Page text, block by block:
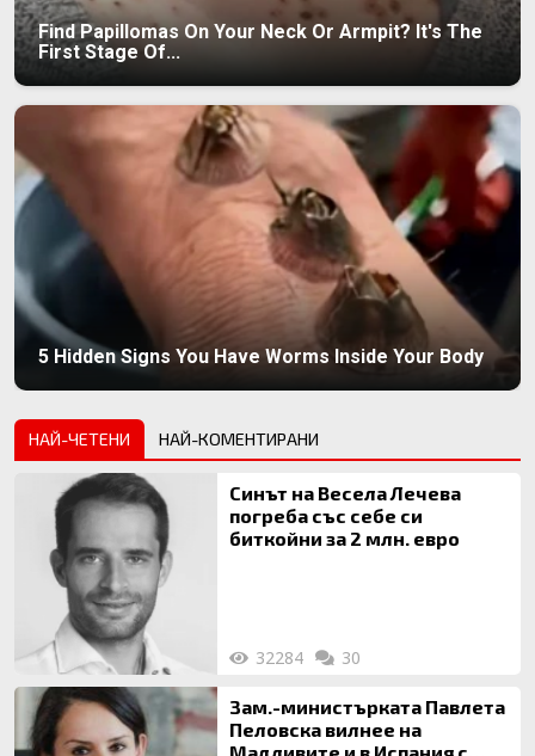
Find Papillomas On Your Neck Or Armpit? It's The
First Stage Of...
5 Hidden Signs You Have Worms Inside Your Body
НАЙ-ЧЕТЕНИ НАЙ-КОМЕНТИРАНИ
Синът на Весела Лечева
погреба със себе си
биткойни за 2 млн. евро
32284 30
Зам.-министърката Павлета
Пеловска вилнее на